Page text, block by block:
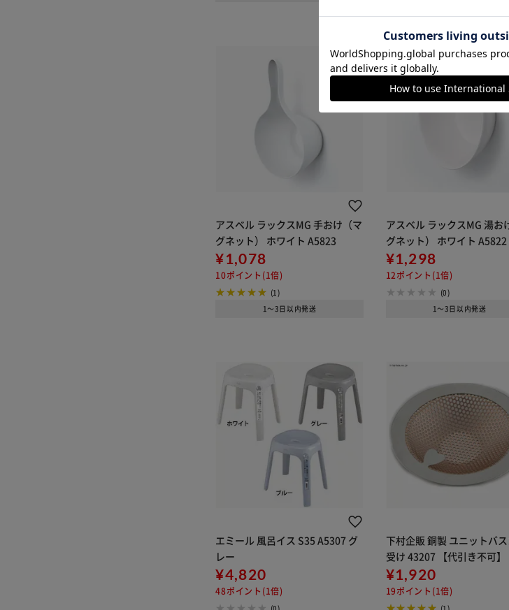
アスベル ラックスMG 手おけ（マ
グネット） ホワイト A5823
¥1,078
10ポイント(1倍)
(1)
1～3日以内発送
アスベル ラックスMG 湯お
グネット） ホワイト A5822
¥1,298
12ポイント(1倍)
(0)
1～3日以内発送
エミール 風呂イス S35 A5307 グ
レー
¥4,820
48ポイント(1倍)
下村企販 銅製 ユニットバ
受け 43207 【代引き不可】
¥1,920
19ポイント(1倍)